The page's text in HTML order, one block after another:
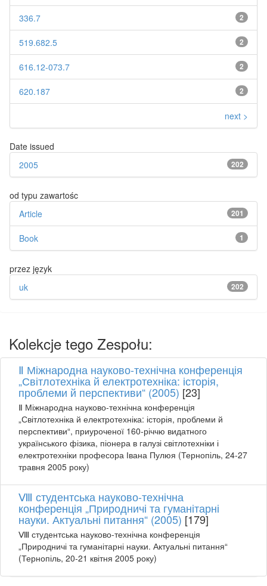
2
336.7
2
519.682.5
2
616.12-073.7
2
620.187
next >
Date issued
202
2005
od typu zawartośc
201
Article
1
Book
przez język
202
uk
Kolekcje tego Zespołu:
Ⅱ Міжнародна науково-технічна конференція
„Світлотехніка й електротехніка: історія,
проблеми й перспективи“ (2005) [23]
Ⅱ Міжнародна науково-технічна конференція
„Світлотехніка й електротехніка: історія, проблеми й
перспективи“, приуроченої 160-річчю видатного
українського фізика, піонера в галузі світлотехніки і
електротехніки професора Івана Пулюя (Тернопіль, 24-27
травня 2005 року)
Ⅷ студентська науково-технічна
конференція „Природничі та гуманітарні
науки. Актуальні питання“ (2005) [179]
Ⅷ студентська науково-технічна конференція
„Природничі та гуманітарні науки. Актуальні питання“
(Тернопіль, 20-21 квітня 2005 року)